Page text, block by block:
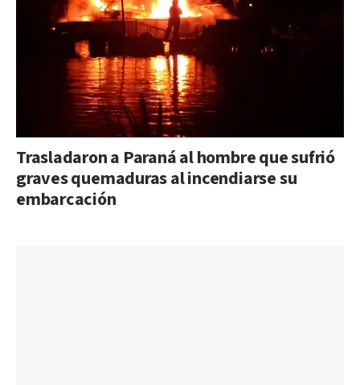
Trasladaron a Paraná al hombre que sufrió
graves quemaduras al incendiarse su
embarcación